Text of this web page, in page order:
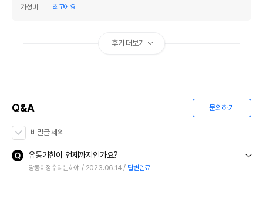
가성비
최고에요
후기 더보기
Q&A 문의하기
비밀글 제외
유통기한이 언제까지인가요?
땅콩이정수리는하얘 2023.06.14 답변완료